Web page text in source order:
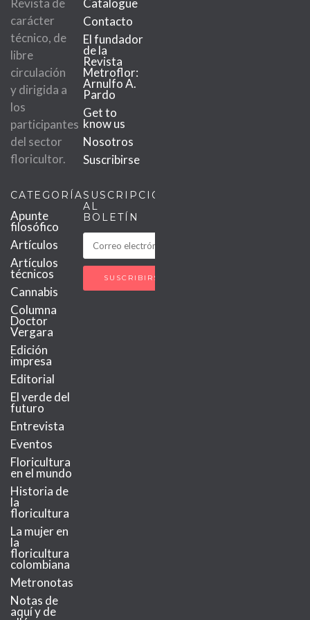
Revista de
carácter
técnico, de
libre
circulación
y dirigida a
los
participantes
del sector
floricultor.
Catalogue
Contacto
El fundador
de la
Revista
Metroflor:
Arnulfo A.
Pardo
Get to
know us
Nosotros
Suscribirse
CATEGORÍAS
Apunte
filosófico
Artículos
Artículos
técnicos
Cannabis
Columna
Doctor
Vergara
Edición
impresa
Editorial
El verde del
futuro
Entrevista
Eventos
Floricultura
en el mundo
Historia de
la
floricultura
La mujer en
la
floricultura
colombiana
Metronotas
Notas de
aquí y de
SUSCRIPCIÓN
AL
BOLETÍN